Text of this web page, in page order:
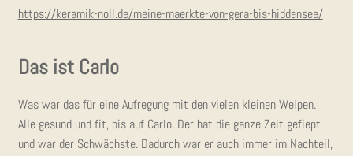
https://keramik-noll.de/meine-maerkte-von-gera-bis-hiddensee/
Das ist Carlo
Was war das für eine Auf­re­gung mit den vie­len klei­nen Wel­pen.
Alle gesund und fit, bis auf Car­lo. Der hat die gan­ze Zeit gefiept
und war der Schwächs­te. Dadurch war er auch immer im Nach­teil,